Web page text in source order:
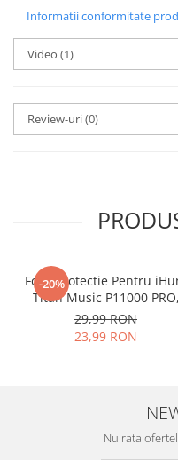
Foliile
este
Acestag
SPARGE
ascutite
zgarieturi
Folia
Informatii conformitate
Video (1)
Review-uri(0)
-20%
Folie Protectie Pentru
Titan Music P11000 PRO,
VDOO
29,99 RON
23,99 RON
Nu rata